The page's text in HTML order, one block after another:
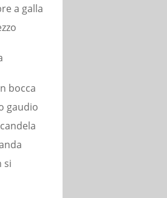
a galla
bocca
gaudio
si